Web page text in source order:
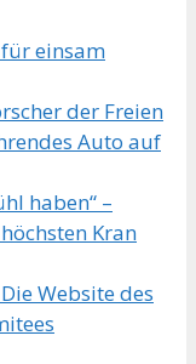
für einsam
der Freien
Auto auf
haben“ –
Kran
Website des